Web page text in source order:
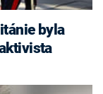
byla